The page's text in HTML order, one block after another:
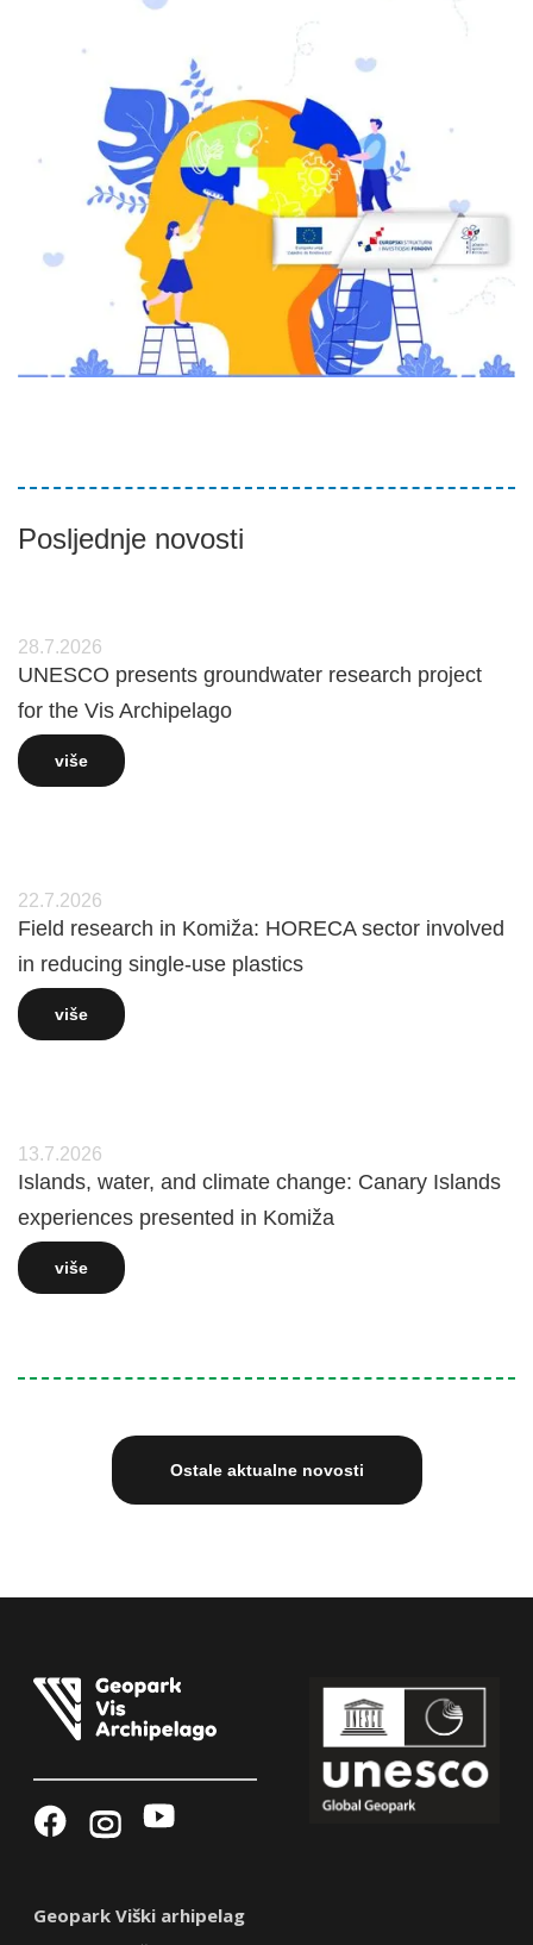
Posljednje novosti
28.7.2026
UNESCO presents groundwater research project
for the Vis Archipelago
više
22.7.2026
Field research in Komiža: HORECA sector involved
in reducing single-use plastics
više
13.7.2026
Islands, water, and climate change: Canary Islands
experiences presented in Komiža
više
Ostale aktualne novosti
Geopark Viški arhipelag